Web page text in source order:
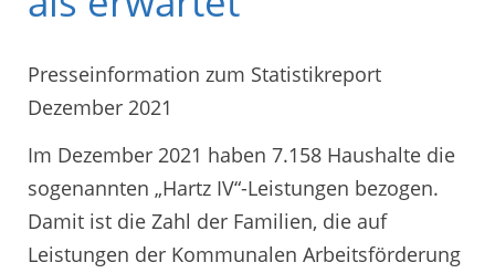
Presseinformation zum Statistikreport
Dezember 2021
Im Dezember 2021 haben 7.158 Haushalte die
sogenannten „Hartz IV“-Leistungen bezogen.
Damit ist die Zahl der Familien, die auf
Leistungen der Kommunalen Arbeitsförderung